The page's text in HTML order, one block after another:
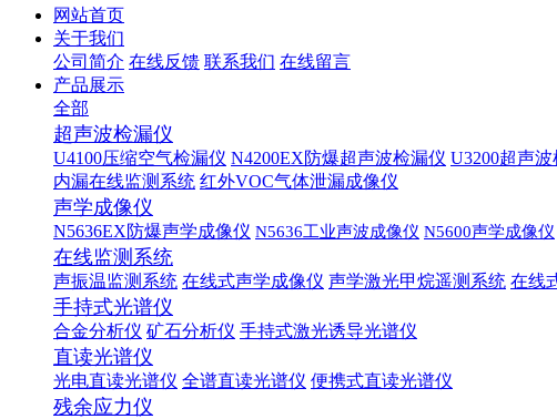
网站首页
关于我们
公司简介 在线反馈 联系我们 在线留言
产品展示
全部
超声波检漏仪
U4100压缩空气检漏仪 N4200EX防爆超声波检漏仪 U3200超声波
内漏在线监测系统 红外VOC气体泄漏成像仪
声学成像仪
N5636EX防爆声学成像仪 N5636工业声波成像仪 N5600声学成像仪
在线监测系统
声振温监测系统 在线式声学成像仪 声学激光甲烷遥测系统 在线
手持式光谱仪
合金分析仪 矿石分析仪 手持式激光诱导光谱仪
直读光谱仪
光电直读光谱仪 全谱直读光谱仪 便携式直读光谱仪
残余应力仪